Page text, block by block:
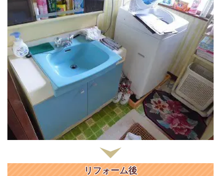
リフォーム後